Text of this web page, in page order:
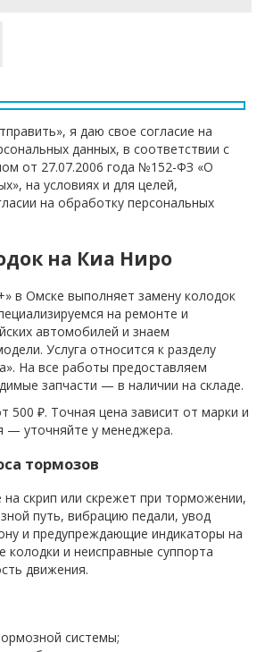
я даю свое согласие на
данных, в соответствии с
от 27.07.2006 года №152-ФЗ «О
на условиях и для целей,
на обработку персональных
на Киа Ниро
в Омске выполняет замену колодок
на ремонте и
автомобилей и знаем
Услуга относится к разделу
На все работы предоставляем
запчасти — в наличии на складе.
500 ₽. Точная цена зависит от марки и
— уточняйте у менеджера.
тормозов
скрип или скрежет при торможении,
путь, вибрацию педали, увод
и предупреждающие индикаторы на
и неисправные суппорта
движения.
системы;